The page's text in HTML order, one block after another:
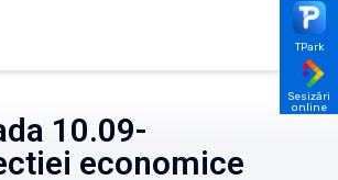
10.09-
economice
TPark
Sesizări
online